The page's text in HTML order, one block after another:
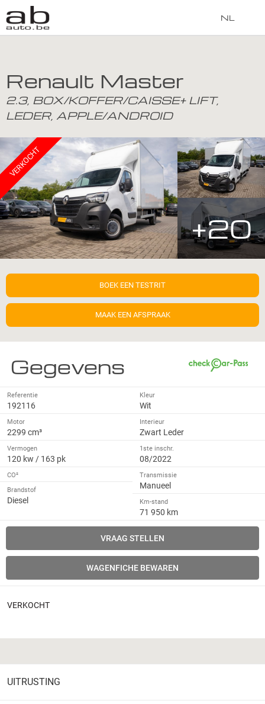
NL
Renault Master
2.3, BOX/KOFFER/CAISSE+ LIFT,
LEDER, APPLE/ANDROID
VERKOCHT
+20
BOEK EEN TESTRIT
MAAK EEN AFSPRAAK
Gegevens
Referentie
192116
Motor
2299 cm³
Vermogen
120 kw / 163 pk
CO²
Brandstof
Diesel
Kleur
Wit
Interieur
Zwart Leder
1ste inschr.
08/2022
Transmissie
Manueel
Km-stand
71 950 km
VRAAG STELLEN
WAGENFICHE BEWAREN
VERKOCHT
UITRUSTING